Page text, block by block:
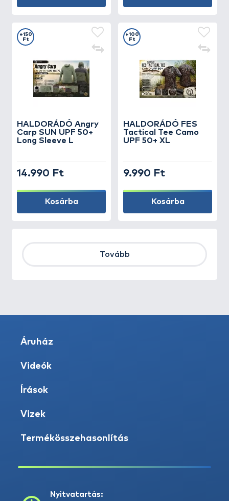
HALDORÁDÓ Angry
Carp SUN UPF 50+
Long Sleeve L
+150
Ft
14.990 Ft
Kosárba
HALDORÁDÓ FES
Tactical Tee Camo
UPF 50+ XL
+100
Ft
9.990 Ft
Kosárba
Tovább
Áruház
Videók
Írások
Vizek
Termékösszehasonlítás
Nyitvatartás: